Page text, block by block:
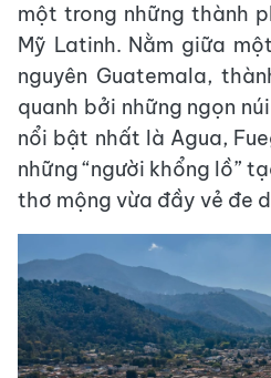
một trong những thành
Mỹ Latinh. Nằm giữa
nguyên Guatemala,
quanh bởi những ngọn
nổi bật nhất là Agua,
những “người khổng lồ”
thơ mộng vừa đầy vẻ đe